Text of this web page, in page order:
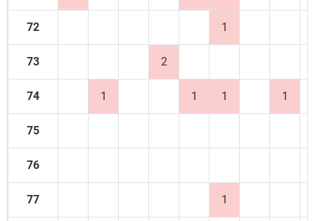
72 1
73 2
74 1 1 1 1
75
76
77 1